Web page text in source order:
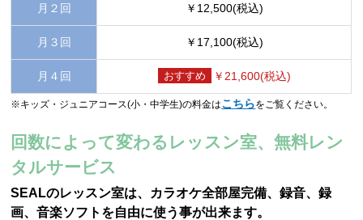
月２回 ￥12,500(税込)
月３回 ￥17,100(税込)
月４回 ￥21,600(税込)
※キッズ・ジュニアコース(小・中学生)の料金はこちらをご覧ください。
回数によって変わるレッスン室、無料レン
タルサービス
SEALのレッスン室は、カラオケ全部屋完備、録音、録
画、音楽ソフトを自由に使う事が出来ます。